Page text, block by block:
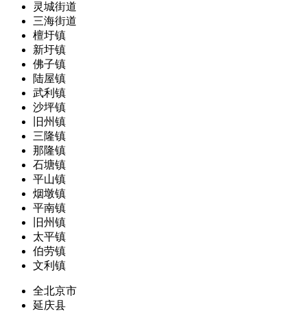
灵城街道
三海街道
檀圩镇
新圩镇
佛子镇
陆屋镇
武利镇
沙坪镇
旧州镇
三隆镇
那隆镇
石塘镇
平山镇
烟墩镇
平南镇
旧州镇
太平镇
伯劳镇
文利镇
全北京市
延庆县